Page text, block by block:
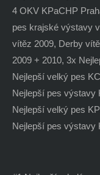
4 OKV KPaCHP
pes krajské výstavy
vítěz 2009, Derby
2009 + 2010, 3x
Nejlepší velký pes
Nejlepší pes výstavy
Nejlepší velký pes
Nejlepší pes výstavy